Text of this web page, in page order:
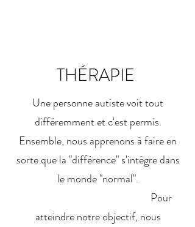
THÉRAPIE
Une personne autiste voit tout
différemment et c'est permis.
Ensemble, nous apprenons à faire en
sorte que la "différence" s'intègre dans
le monde "normal".
Pour
atteindre notre objectif, nous